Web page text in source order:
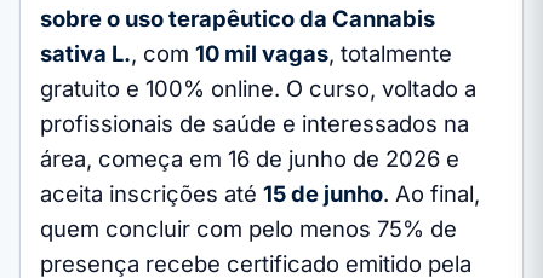
sobre o uso terapêutico da Cannabis
sativa L., com 10 mil vagas, totalmente
gratuito e 100% online. O curso, voltado a
profissionais de saúde e interessados na
área, começa em 16 de junho de 2026 e
aceita inscrições até 15 de junho. Ao final,
quem concluir com pelo menos 75% de
presença recebe certificado emitido pela